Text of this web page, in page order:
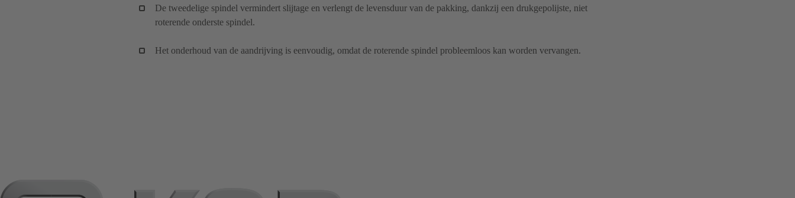
De tweedelige spindel vermindert slijtage en verlengt de levensduur van de pakking, dankzij een drukgepolijste, niet
roterende onderste spindel.
Het onderhoud van de aandrijving is eenvoudig, omdat de roterende spindel probleemloos kan worden vervangen.